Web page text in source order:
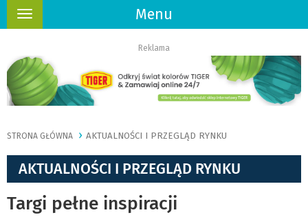
Menu
Rozwiń
Reklama
STRONA GŁÓWNA AKTUALNOŚCI I PRZEGLĄD RYNKU
AKTUALNOŚCI I PRZEGLĄD RYNKU
Targi pełne inspiracji